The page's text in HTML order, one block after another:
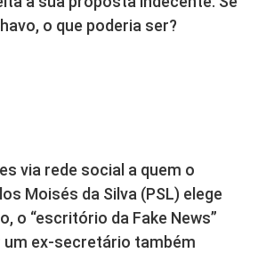
o que poderia ser?
via rede social a quem o
Moisés da Silva (PSL) elege
o “escritório da Fake News”
um ex-secretário também